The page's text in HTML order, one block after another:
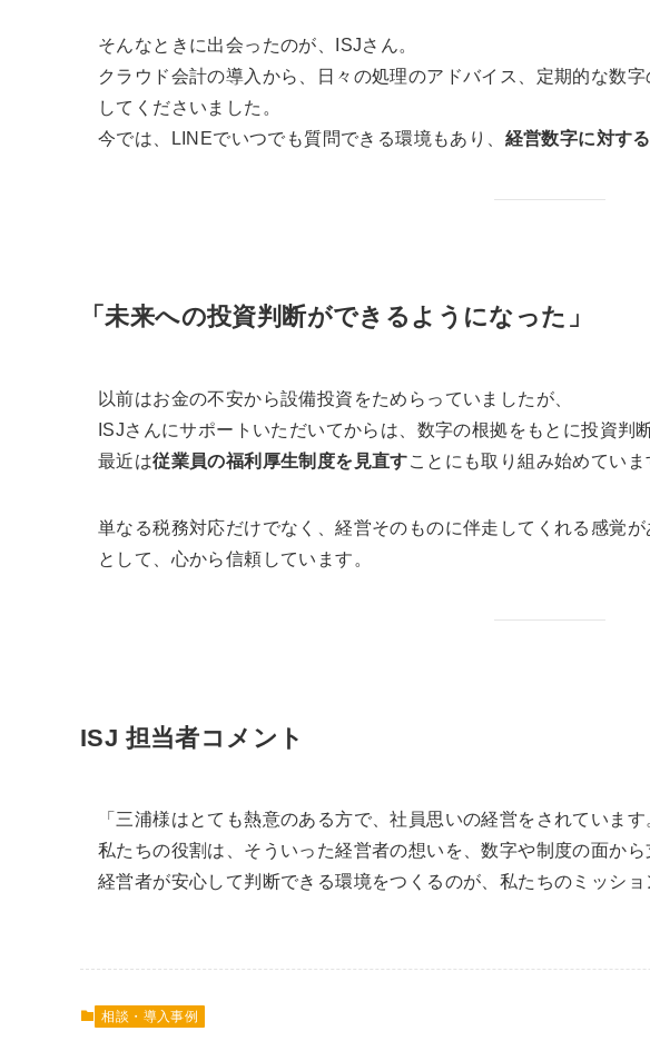
そんなときに出会ったのが、ISJさん。
クラウド会計の導入から、日々の処理のアドバイス、定期的な数
してくださいました。
今では、LINEでいつでも質問できる環境もあり、 経営数字に対す
「未来への投資判断ができるようになった」
以前はお金の不安から設備投資をためらっていましたが、
ISJさんにサポートいただいてからは、数字の根拠をもとに投資判
最近は従業員の福利厚生制度を見直すことにも取り組み始めていま
単なる税務対応だけでなく、経営そのものに伴走してくれる感覚が
として、心から信頼しています。
ISJ 担当者コメント
「三浦様はとても熱意のある方で、社員思いの経営をされています
私たちの役割は、そういった経営者の想いを、数字や制度の面から
経営者が安心して判断できる環境をつくるのが、私たちのミッショ
相談・導入事例